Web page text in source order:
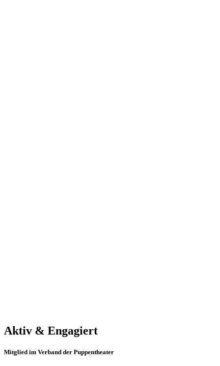
Aktiv & Engagiert
Mitglied im Verband der Puppentheater